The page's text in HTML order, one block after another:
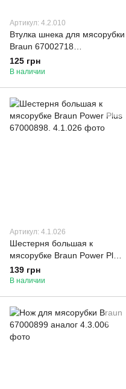
Артикул: 4.2.010
Втулка шнека для мясорубки
Braun 67002718
совместимая с оригиналом
125 грн
В наличии
Артикул: 4.1.026
Шестерня большая к
мясорубке Braun Power Plus
67000898.
139 грн
В наличии